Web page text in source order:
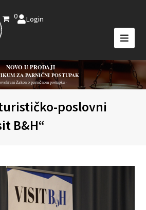
0 Login
NOVO U PRODAJI
ZA PARNIČNI POSTUPAK
Zakon o parničnom postupku -
poslovni
B&H“